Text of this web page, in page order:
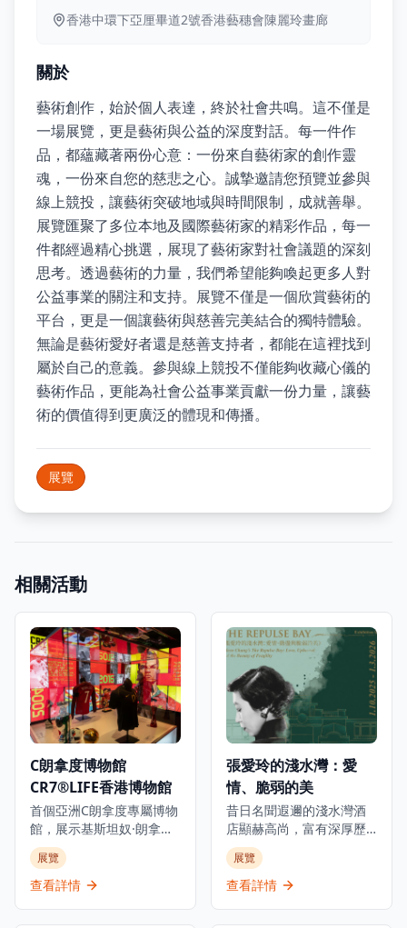
香港中環下亞厘畢道2號香港藝穗會陳麗玲畫廊
關於
藝術創作，始於個人表達，終於社會共鳴。這不僅是
一場展覽，更是藝術與公益的深度對話。每一件作
品，都蘊藏著兩份心意：一份來自藝術家的創作靈
魂，一份來自您的慈悲之心。誠摯邀請您預覽並參與
線上競投，讓藝術突破地域與時間限制，成就善舉。
展覽匯聚了多位本地及國際藝術家的精彩作品，每一
件都經過精心挑選，展現了藝術家對社會議題的深刻
思考。透過藝術的力量，我們希望能夠喚起更多人對
公益事業的關注和支持。展覽不僅是一個欣賞藝術的
平台，更是一個讓藝術與慈善完美結合的獨特體驗。
無論是藝術愛好者還是慈善支持者，都能在這裡找到
屬於自己的意義。參與線上競投不僅能夠收藏心儀的
藝術作品，更能為社會公益事業貢獻一份力量，讓藝
術的價值得到更廣泛的體現和傳播。
展覽
相關活動
C朗拿度博物館
CR7®LIFE香港博物館
首個亞洲C朗拿度專屬博物
館，展示基斯坦奴·朗拿度
的人生旅程、職業生涯和
生活，透過獨家視角呈現
從未公開的故事，是足球
展覽
查看詳情
張愛玲的淺水灣：愛
情、脆弱的美
昔日名聞遐邇的淺水灣酒
店顯赫高尚，富有深厚歷
史底蘊，是世界各地名人
雅士匯聚之地。今年正值
張愛玲逝世三十週年之
展覽
查看詳情